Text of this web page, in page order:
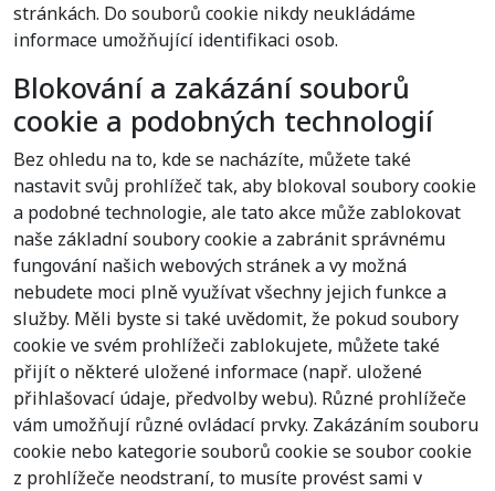
stránkách. Do souborů cookie nikdy neukládáme
informace umožňující identifikaci osob.
Blokování a zakázání souborů
cookie a podobných technologií
Bez ohledu na to, kde se nacházíte, můžete také
nastavit svůj prohlížeč tak, aby blokoval soubory cookie
a podobné technologie, ale tato akce může zablokovat
naše základní soubory cookie a zabránit správnému
fungování našich webových stránek a vy možná
nebudete moci plně využívat všechny jejich funkce a
služby. Měli byste si také uvědomit, že pokud soubory
cookie ve svém prohlížeči zablokujete, můžete také
přijít o některé uložené informace (např. uložené
přihlašovací údaje, předvolby webu). Různé prohlížeče
vám umožňují různé ovládací prvky. Zakázáním souboru
cookie nebo kategorie souborů cookie se soubor cookie
z prohlížeče neodstraní, to musíte provést sami v